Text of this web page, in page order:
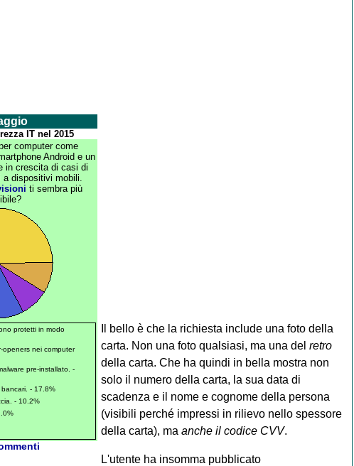
IT nel 2015
computer come
Android e un
in crescita di casi di
dispositivi mobili.
ti sembra più
protetti in modo
openers nei computer
pre-installato. -
- 17.8%
- 10.2%
Il bello è che la richiesta include una foto della
carta. Non una foto qualsiasi, ma una del retro
della carta. Che ha quindi in bella mostra non
solo il numero della carta, la sua data di
scadenza e il nome e cognome della persona
(visibili perché impressi in rilievo nello spessore
della carta), ma anche il codice CVV.
L'utente ha insomma pubblicato